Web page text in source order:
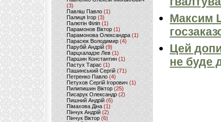
(3)
Павліш Павло(1)
Палиця Ігор (3)
Палютін Філіп(1)
Парамонов Віктор (1)
Парамонова Олександра(1)
Парасюк Володимир(4)
Парубій Андрій (9)
Парцхаладзе Лев (1)
Паршин Константин(1)
Пастух Тарас (1)
Пашинський Сергій (71)
Петренко Павло (4)
Петухов Сергій Ігорович (1)
Пилипишин Віктор(25)
Писарук Олександр(2)
Пишний Андрій (6)
Пімахова Діна(1)
Пінчук Андрій(2)
Пінчук Віктор (6)
Максим
Цей
не буде